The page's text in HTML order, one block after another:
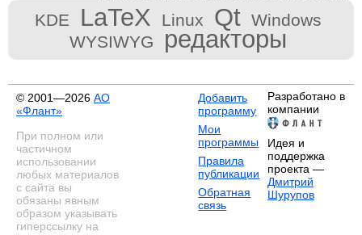
KDE LaTeX Linux Qt Windows
WYSIWYG
редакторы
© 2001—2026 АО
«Флант»
При полном или
частичном
использовании
любых материалов
с сайта вы
обязаны явным
образом указывать
гиперссылку на
Добавить
программу
Мои
программы
Правила
публикации
Обратная
связь
Разработано в
компании
Идея и
поддержка
проекта —
Дмитрий
Шурупов